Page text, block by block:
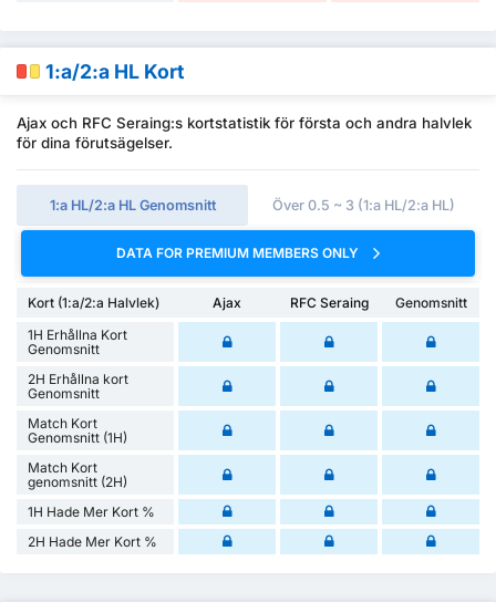
1:a/2:a HL Kort
Ajax och RFC Seraing:s kortstatistik för första och andra halvlek
för dina förutsägelser.
1:a HL/2:a HL Genomsnitt Över 0.5 ~ 3 (1:a HL/2:a HL)
DATA FOR PREMIUM MEMBERS ONLY
Kort (1:a/2:a Halvlek) Ajax RFC Seraing
Genomsnitt
1H Erhållna Kort
Genomsnitt
2H Erhållna kort
Genomsnitt
Match Kort
Genomsnitt (1H)
Match Kort
genomsnitt (2H)
1H Hade Mer Kort %
2H Hade Mer Kort %